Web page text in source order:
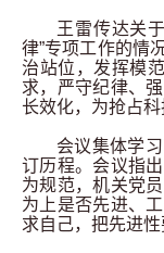
王雷传达关
律”专项工作的情
治站位，发挥模
求，严守纪律、
长效化，为抢占科
会议集体学
订历程。会议指
为规范，机关党
为上是否先进、
求自己，把先进